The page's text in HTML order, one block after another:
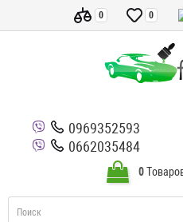
0
0
0969352593
0662035484
0